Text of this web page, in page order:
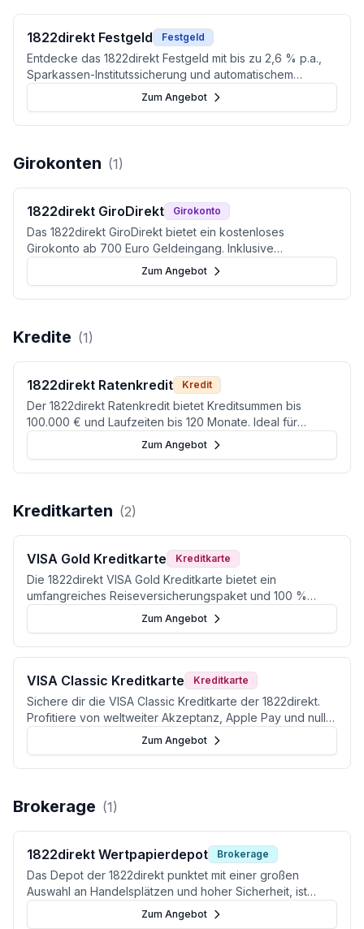
1822direkt Festgeld Festgeld
Entdecke das 1822direkt Festgeld mit bis zu 2,6 % p.a.,
Sparkassen-Institutssicherung und automatischem
Steuerabzug. Ideal für sicherheitsbewusste Anleger
Zum Angebot
Girokonten (1)
1822direkt GiroDirekt Girokonto
Das 1822direkt GiroDirekt bietet ein kostenloses
Girokonto ab 700 Euro Geldeingang. Inklusive
Sparkassen-Netz, 2,55 % Aktionszins auf Tagesgeld und
170 € Neukundenbonus (Stand: Juli 2026).
Zum Angebot
Kredite (1)
1822direkt Ratenkredit Kredit
Der 1822direkt Ratenkredit bietet Kreditsummen bis
100.000 € und Laufzeiten bis 120 Monate. Ideal für
Angestellte, die langfristige Planungssicherheit suchen.
Zum Angebot
Kreditkarten (2)
VISA Gold Kreditkarte Kreditkarte
Die 1822direkt VISA Gold Kreditkarte bietet ein
umfangreiches Reiseversicherungspaket und 100 %
monatlichen Ausgleich.Zum Angebot
VISA Classic Kreditkarte Kreditkarte
Sichere dir die VISA Classic Kreditkarte der 1822direkt.
Profitiere von weltweiter Akzeptanz, Apple Pay und null
Schuldenrisiko dank Charge-Funktion. (Stand: Juni 2026)
Zum Angebot
Brokerage (1)
1822direkt Wertpapierdepot Brokerage
Das Depot der 1822direkt punktet mit einer großen
Auswahl an Handelsplätzen und hoher Sicherheit, ist
jedoch bei den Ordergebühren teurer als Neobroker.
Zum Angebot